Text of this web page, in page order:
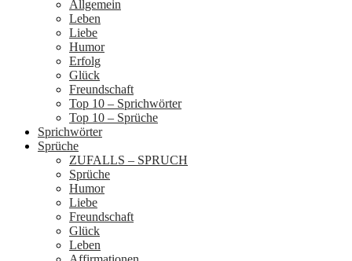
Allgemein
Leben
Liebe
Humor
Erfolg
Glück
Freundschaft
Top 10 – Sprichwörter
Top 10 – Sprüche
Sprichwörter
Sprüche
ZUFALLS – SPRUCH
Sprüche
Humor
Liebe
Freundschaft
Glück
Leben